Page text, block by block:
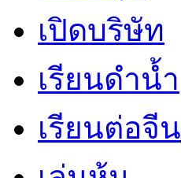
เปิดบริษัท
เรียนดำน้ำ
เรียนต่อจีน